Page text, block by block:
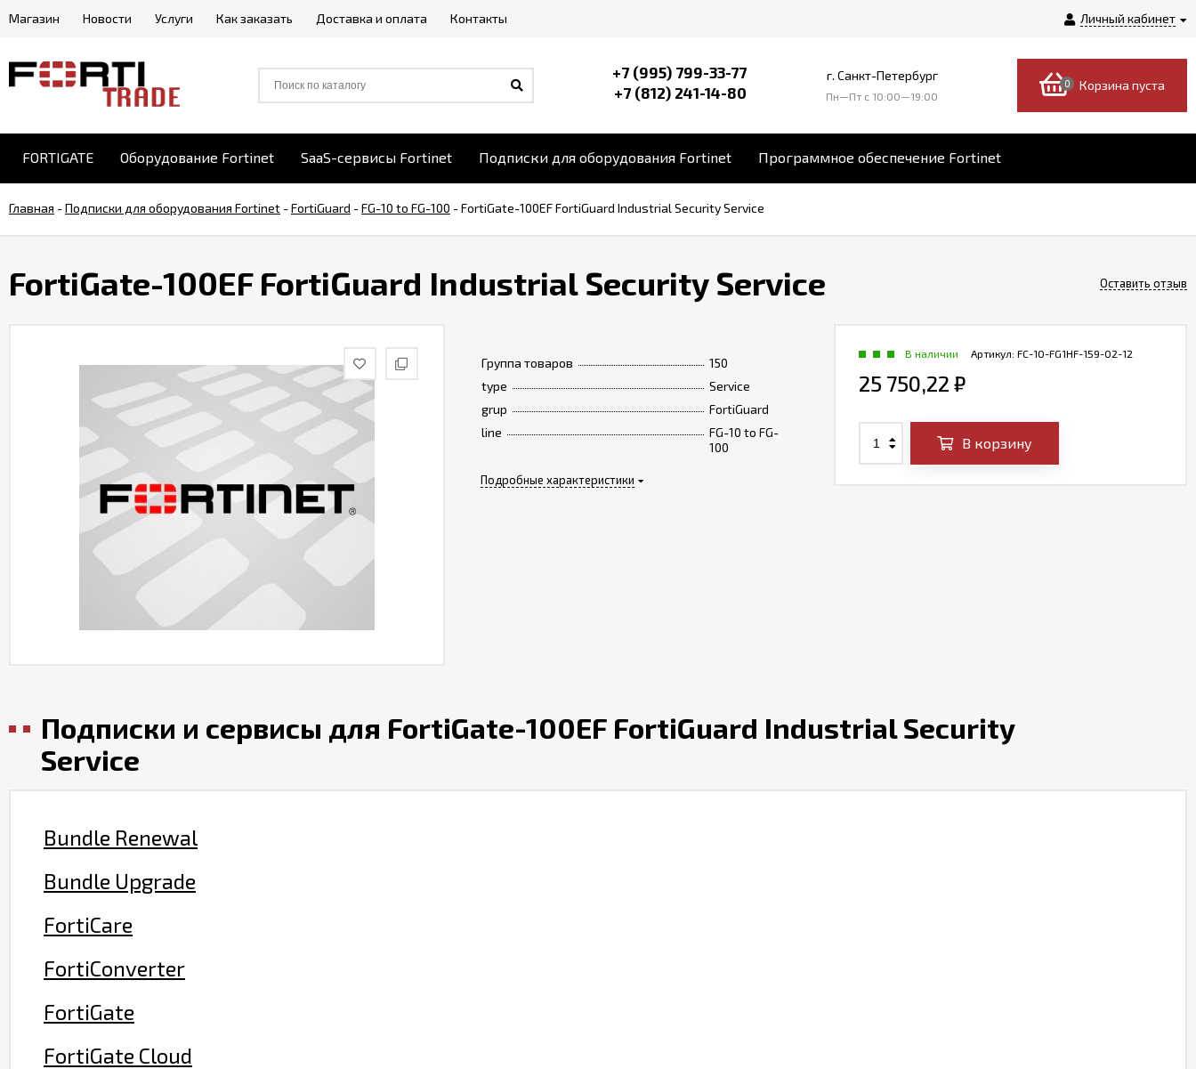
Личный кабинет
Магазин Новости Услуги Как заказать Доставка и оплата Контакты
+7 (995) 799-33-77
+7 (812) 241-14-80
г. Санкт-Петербург
Пн—Пт c 10:00—19:00
0 Корзина пуста
FORTIGATE Оборудование Fortinet SaaS-сервисы Fortinet Подписки для оборудования Fortinet Программное обеспечение Fortinet
Главная -Подписки для оборудования Fortinet -FortiGuard -FG-10 to FG-100 -FortiGate-100EF FortiGuard Industrial Security Service
FortiGate-100EF FortiGuard Industrial Security Service Оставить отзыв
Группа товаров
150
type
Service
grup
FortiGuard
line
FG-10 to FG-
100
Подробные характеристики
Артикул: FC-10-FG1HF-159-02-12
В наличии
25 750,22 ₽
В корзину
Подписки и сервисы для FortiGate-100EF FortiGuard Industrial Security
Service
Bundle Renewal
Bundle Upgrade
FortiCare
FortiConverter
FortiGate
FortiGate Cloud